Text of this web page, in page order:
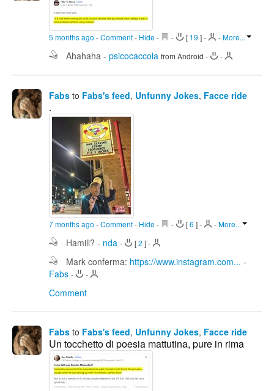
5 months ago -Comment- Hide - - [ 19 ]- -More...
Ahahaha - psicocaccola from Android - -
Fabs to Fabs's feed, Unfunny Jokes, Facce ride
.
7 months ago -Comment- Hide - - [6 ]- -More...
Hamill? - nda - [2 ]-
Mark conferma: https://www.instagram.com... -
Fabs - -
Comment
Fabs to Fabs's feed, Unfunny Jokes, Facce ride
Un tocchetto di poesia mattutina, pure in rima